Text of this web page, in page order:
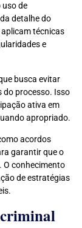
uso de
detalhe do
técnicas
e
busca evitar
do processo. Isso
ativa em
apropriado.
acordos
garantir que o
O conhecimento
de estratégias